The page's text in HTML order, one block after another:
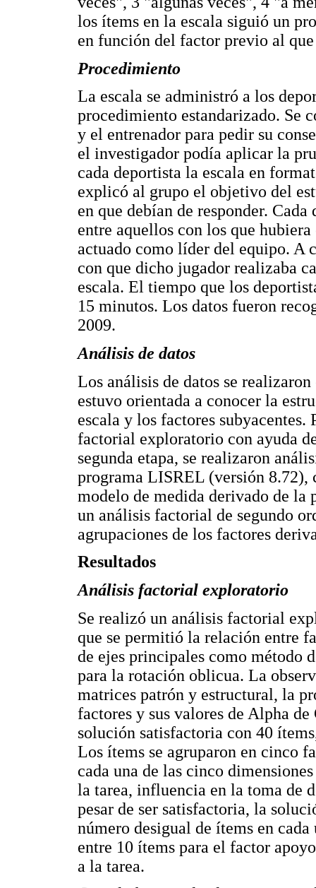
los ítems en la escala siguió un
en función del factor previo al
Procedimiento
La escala se administró a los
procedimiento estandarizado. Se
y el entrenador para pedir su
el investigador podía aplicar la
cada deportista la escala en
explicó al grupo el objetivo del
en que debían de responder.
entre aquellos con los que
actuado como líder del equipo. A
con que dicho jugador realizaba
escala. El tiempo que los
15 minutos. Los datos fueron
2009.
Análisis de datos
Los análisis de datos se
estuvo orientada a conocer la
escala y los factores
factorial exploratorio con ayuda
segunda etapa, se realizaron
programa LISREL (versión 8.72),
modelo de medida derivado de la
un análisis factorial de segundo
agrupaciones de los factores
Resultados
Análisis factorial exploratorio
Se realizó un análisis factorial
que se permitió la relación entre
de ejes principales como método
para la rotación oblicua. La
matrices patrón y estructural, la
factores y sus valores de Alpha
solución satisfactoria con 40
Los ítems se agruparon en cinco
cada una de las cinco
la tarea, influencia en la toma de
pesar de ser satisfactoria, la
número desigual de ítems en
entre 10 ítems para el factor
a la tarea.